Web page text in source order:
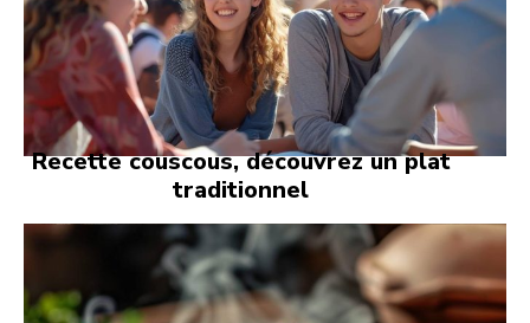
Recette couscous, découvrez un plat
traditionnel